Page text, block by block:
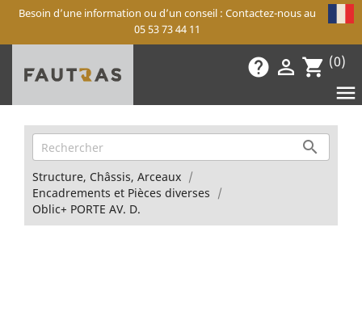
Besoin d’une information ou d’un conseil : Contactez-nous au
05 53 73 44 11
help  shopping_cart (0)


Structure, Châssis, Arceaux
Encadrements et Pièces diverses
Oblic+ PORTE AV. D.